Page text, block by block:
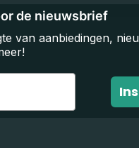
de nieuwsbrief
van aanbiedingen,